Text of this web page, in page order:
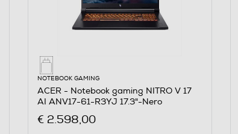
NOTEBOOK GAMING
ACER - Notebook gaming NITRO V 17
AI ANV17-61-R3YJ 17.3"-Nero
€ 2.598,00